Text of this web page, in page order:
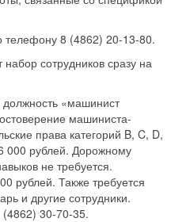
телефону 8 (4862) 20-13-80.
сотрудников сразу на
«машинист
машиниста-
права категорий B, C, D,
000 рублей. Дорожному
не требуется.
рублей. Также требуется
и другие сотрудники.
30-70-35.